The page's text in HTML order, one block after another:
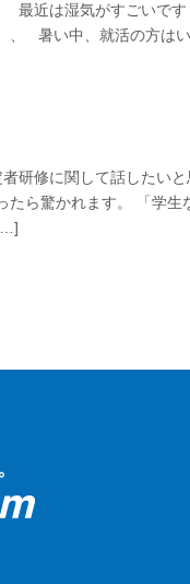
最近は湿気がすごいです
、 暑い中、就活の方はい
研修に関して話したいと
たら驚かれます。 「学生